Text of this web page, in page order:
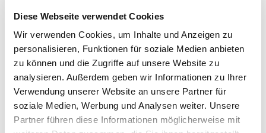
Diese Webseite verwendet Cookies
Wir verwenden Cookies, um Inhalte und Anzeigen zu
personalisieren, Funktionen für soziale Medien anbieten
zu können und die Zugriffe auf unsere Website zu
analysieren. Außerdem geben wir Informationen zu Ihrer
Verwendung unserer Website an unsere Partner für
soziale Medien, Werbung und Analysen weiter. Unsere
Partner führen diese Informationen möglicherweise mit
mit einem Second-Hand-Laden kombiniert. Neben
Kleidung nimmt die Einrichtung auch Schuhe,
Haushaltswäsche und Accessoires entgegen. Eure
Spenden tragen dazu bei, die Arbeit der Caritas vor Ort zu
finanzieren. Adresse: Bopparder Str. 39, 56288 Kastellaun.
Nutzung von Kleidercontainern für
Kleiderspenden im Hunsrück